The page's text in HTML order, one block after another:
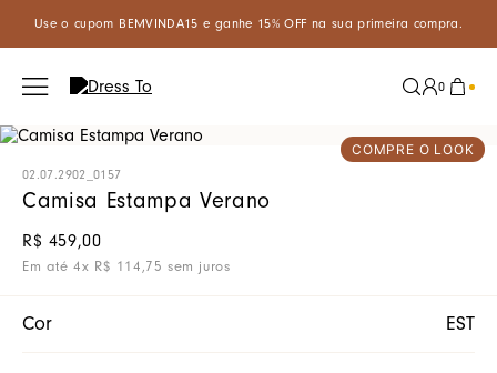
Aproveite um desconto especial de 5% ao pagar com PIX à vista!
0
COMPRE O LOOK
02.07.2902_0157
Camisa Estampa Verano
R$ 459,00
Em até4x R$ 114 ,75 sem juros
Cor EST